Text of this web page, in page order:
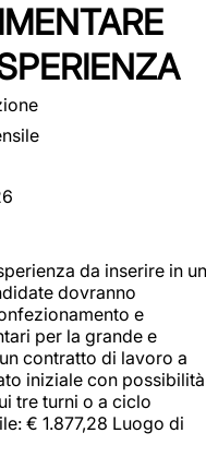
da inserire in un
dovranno
e
per la grande e
contratto di lavoro a
iniziale con possibilità
tre turni o a ciclo
€ 1.877,28 Luogo di